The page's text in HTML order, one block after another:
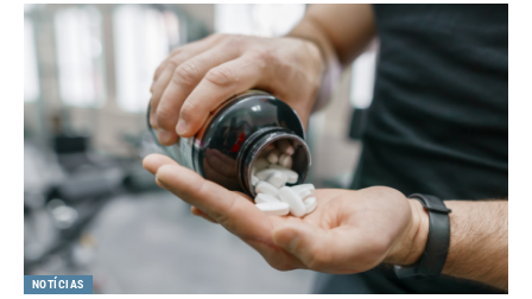
NOTÍCIAS